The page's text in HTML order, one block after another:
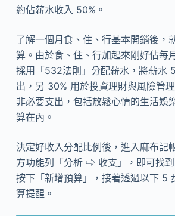
約佔薪水收入 50%。
了解一個月食、住、行基本開銷後，
算。由於食、住、行加起來剛好佔每
採用「532法則」分配薪水，將薪水
出，另 30% 用於投資理財與風險管
非必要支出，包括放鬆心情的生活娛
算在內。
決定好收入分配比例後，進入麻布記
方功能列「分析 ⇨ 收支」，即可找
按下「新增預算」，接著透過以下 5
算提醒。